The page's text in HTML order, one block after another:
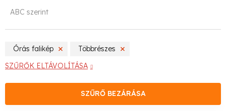
m
é
k
e
ABC szerint
Órás falikép
Többrészes
SZŰRŐK ELTÁVOLÍTÁSA
SZŰRŐ BEZÁRÁSA